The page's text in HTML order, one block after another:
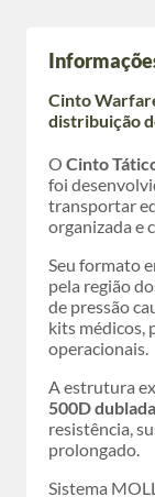
Cinto
distribuição
O Cinto
foi
transportar
organizada e
Seu formato
pela região
de pressão
kits médicos,
operacionais.
A estrutura
500D
resistência,
prolongado.
Sistema